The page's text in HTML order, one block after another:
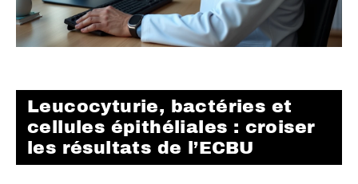
Leucocyturie, bactéries et
cellules épithéliales : croiser
les résultats de l’ECBU